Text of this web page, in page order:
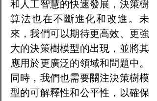
和人工智慧的快速發展，決策樹
算法也在不斷進化和改進。未
來，我們可以期待更高效、更強
大的決策樹模型的出現，並將其
應用於更廣泛的領域和問題中。
同時，我們也需要關注決策樹模
型的可解釋性和公平性，以確保